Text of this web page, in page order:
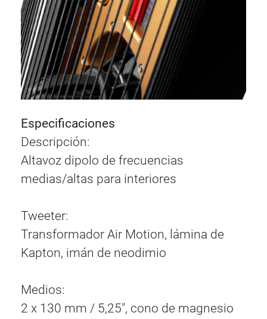
Especificaciones
Descripción:
Altavoz dipolo de frecuencias
medias/altas para interiores
Tweeter:
Transformador Air Motion, lámina de
Kapton, imán de neodimio
Medios:
2 x 130 mm / 5,25", cono de magnesio